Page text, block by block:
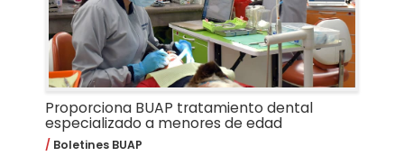
Proporciona BUAP tratamiento dental
especializado a menores de edad
Boletines BUAP